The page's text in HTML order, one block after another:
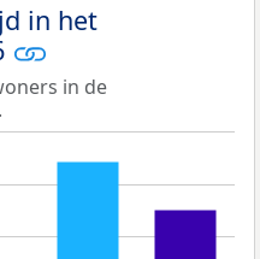
in het
in de